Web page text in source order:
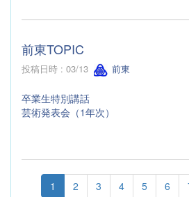
前東TOPIC
投稿日時 : 03/13 前東
卒業生特別講話
芸術発表会（1年次）
1 2 3 4 5 6